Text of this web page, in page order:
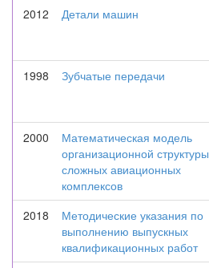
2012
Детали машин
1998
Зубчатые передачи
2000
Математическая модель
организационной структуры
сложных авиационных
комплексов
2018
Методические указания по
выполнению выпускных
квалификационных работ